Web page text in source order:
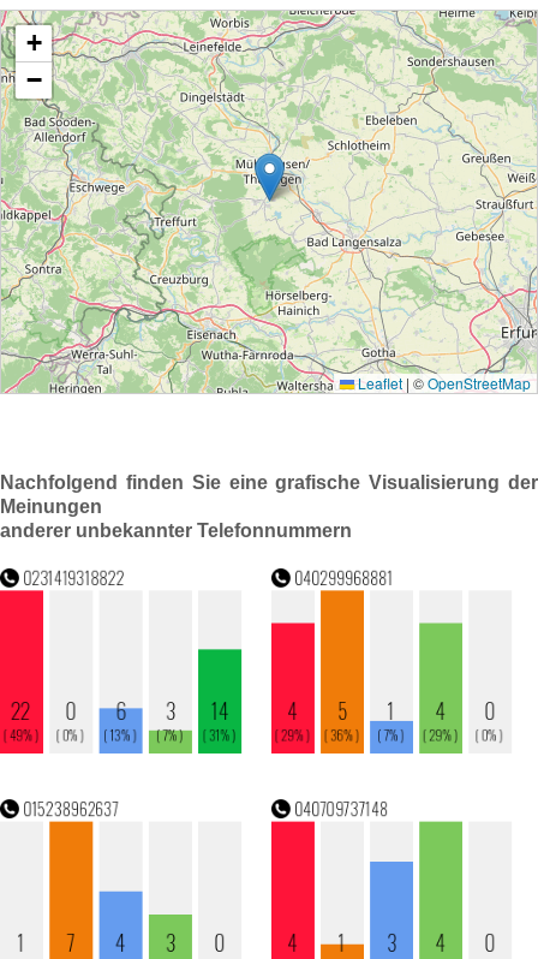
Nachfolgend finden Sie eine grafische Visualisierung der
Meinungen
anderer unbekannter Telefonnummern